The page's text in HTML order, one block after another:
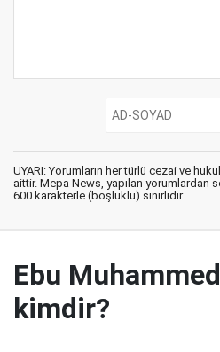
UYARI: Yorumların her türlü cezai ve
aittir. Mepa News, yapılan yorumlardan
600 karakterle (boşluklu) sınırlıdır.
Ebu
kimdir?